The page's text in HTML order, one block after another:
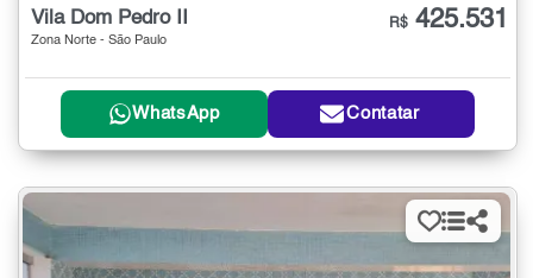
Vila Dom Pedro II
Zona Norte - São Paulo
R$ 425.531
WhatsApp Contatar